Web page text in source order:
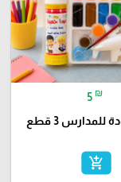
5 ₪
للمدارس 3 قطع
add_shopping_cart